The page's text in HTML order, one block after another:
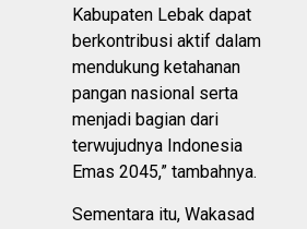
Kabupaten Lebak dapat
berkontribusi aktif dalam
mendukung ketahanan
pangan nasional serta
menjadi bagian dari
terwujudnya Indonesia
Emas 2045,” tambahnya.
Sementara itu, Wakasad